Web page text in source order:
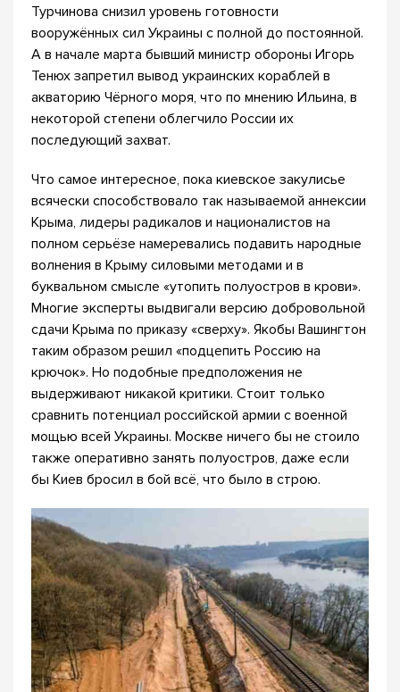
Турчинова снизил уровень готовности
вооружённых сил Украины с полной до постоянной.
А в начале марта бывший министр обороны Игорь
Тенюх запретил вывод украинских кораблей в
акваторию Чёрного моря, что по мнению Ильина, в
некоторой степени облегчило России их
последующий захват.
Что самое интересное, пока киевское закулисье
всячески способствовало так называемой аннексии
Крыма, лидеры радикалов и националистов на
полном серьёзе намеревались подавить народные
волнения в Крыму силовыми методами и в
буквальном смысле «утопить полуостров в крови».
Многие эксперты выдвигали версию добровольной
сдачи Крыма по приказу «сверху». Якобы Вашингтон
таким образом решил «подцепить Россию на
крючок». Но подобные предположения не
выдерживают никакой критики. Стоит только
сравнить потенциал российской армии с военной
мощью всей Украины. Москве ничего бы не стоило
также оперативно занять полуостров, даже если
бы Киев бросил в бой всё, что было в строю.